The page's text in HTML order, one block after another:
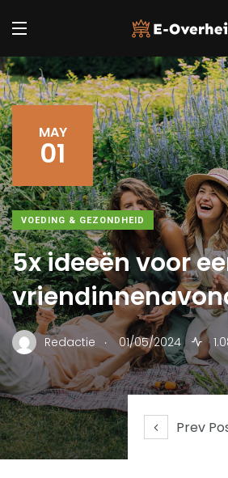
Prev
MAY
01
VOEDING & GEZONDHEID
5x ideeën voor
Redactie . 01/05/2024